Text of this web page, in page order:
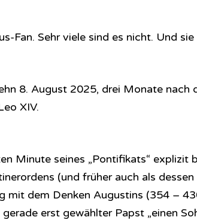
Fan. Sehr viele sind es nicht. Und
8. August 2025, drei Monate nach
XIV.
Minute seines „Pontifikats“ explizit
(und früher auch als dessen
mit dem Denken Augustins (354 –
erst gewählter Papst „einen